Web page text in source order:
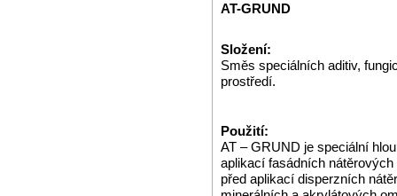
AT-GRUND
Složení:
Směs speciálních aditiv,
prostředí.
Použití:
AT – GRUND je speciální
aplikací fasádních
před aplikací disperzních